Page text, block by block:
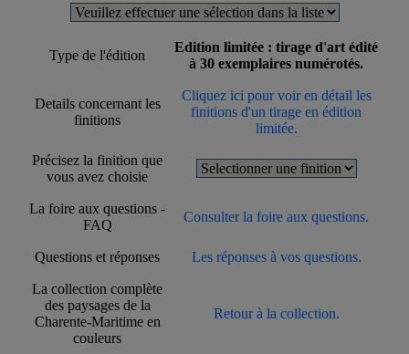
Type de l'édition
Edition limitée : tirage d'art édité
à 30 exemplaires numérotés.
Details concernant les
finitions
Cliquez ici pour voir en détail les
finitions d'un tirage en édition
limitée.
Précisez la finition que
vous avez choisie
La foire aux questions -
FAQ
Consulter la foire aux questions.
Questions et réponses Les réponses à vos questions.
La collection complète
des paysages de la
Charente-Maritime en
couleurs
Retour à la collection.